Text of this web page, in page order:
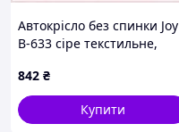
Автокрісло без спинки Joy
B-633 сіре текстильне,
842 ₴
Купити